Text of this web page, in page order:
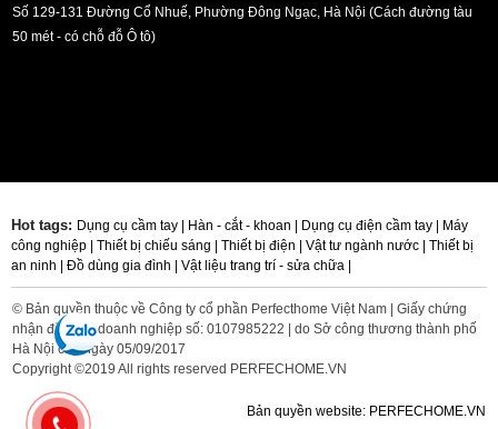
Số 129-131 Đường Cổ Nhuế, Phường Đông Ngạc, Hà Nội (Cách đường tàu
50 mét - có chỗ đỗ Ô tô)
Hot tags: Dụng cụ cầm tay | Hàn - cắt - khoan | Dụng cụ điện cầm tay |
Máy
công nghiệp | Thiết bị chiếu sáng | Thiết bị điện | Vật tư ngành nước | Thiết bị
an ninh | Đồ dùng gia đình | Vật liệu trang trí - sửa chữa |
© Bản quyền thuộc về Công ty cổ phần Perfecthome Việt Nam | Giấy chứng
nhận đăng ký doanh nghiệp số: 0107985222 | do Sở công thương thành phố
Hà Nội cấp ngày 05/09/2017
Copyright ©2019 All rights reserved PERFECHOME.VN
Bản quyền website: PERFECHOME.VN